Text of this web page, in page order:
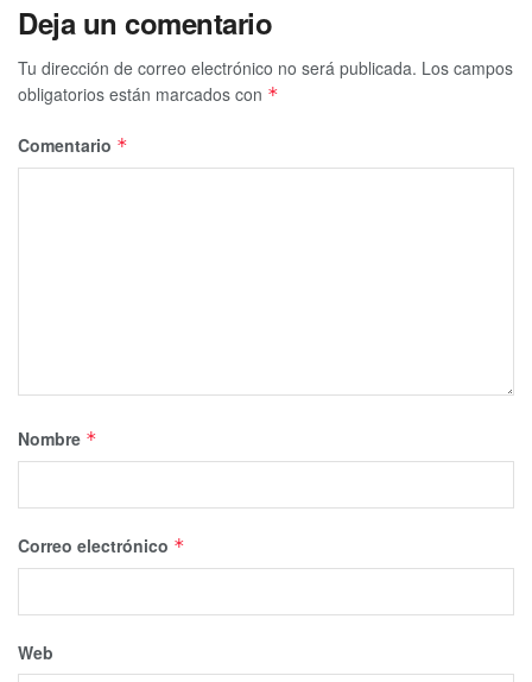
Deja un comentario
Tu dirección de correo electrónico no será publicada. Los campos
obligatorios están marcados con *
Comentario *
Nombre *
Correo electrónico *
Web